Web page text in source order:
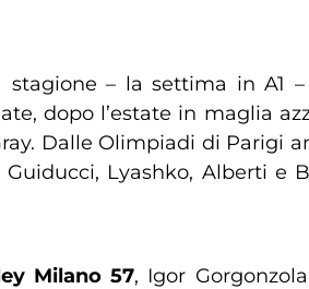
– la settima in A1
dopo l’estate in maglia
Dalle Olimpiadi di Parigi
Lyashko, Alberti e
Milano 57, Igor